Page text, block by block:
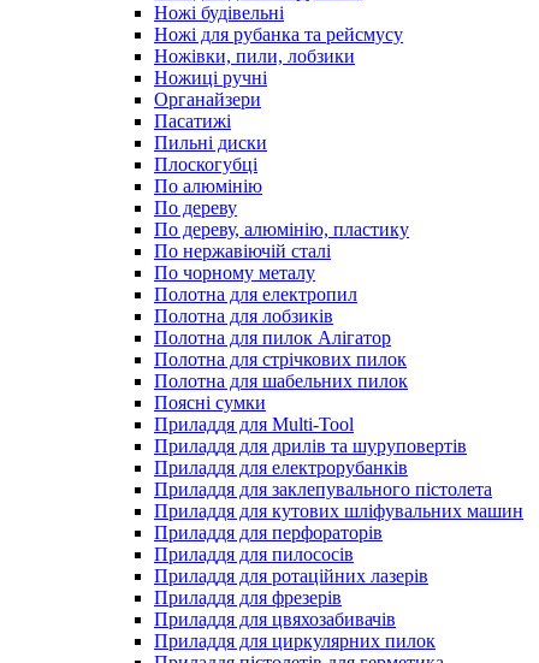
Ножі будівельні
Ножі для рубанка та рейсмусу
Ножівки, пили, лобзики
Ножиці ручні
Органайзери
Пасатижі
Пильні диски
Плоскогубці
По алюмінію
По дереву
По дереву, алюмінію, пластику
По нержавіючій сталі
По чорному металу
Полотна для електропил
Полотна для лобзиків
Полотна для пилок Алігатор
Полотна для стрічкових пилок
Полотна для шабельних пилок
Поясні сумки
Приладдя для Multi-Tool
Приладдя для дрилів та шуруповертів
Приладдя для електрорубанків
Приладдя для заклепувального пістолета
Приладдя для кутових шліфувальних машин
Приладдя для перфораторів
Приладдя для пилососів
Приладдя для ротаційних лазерів
Приладдя для фрезерів
Приладдя для цвяхозабивачів
Приладдя для циркулярних пилок